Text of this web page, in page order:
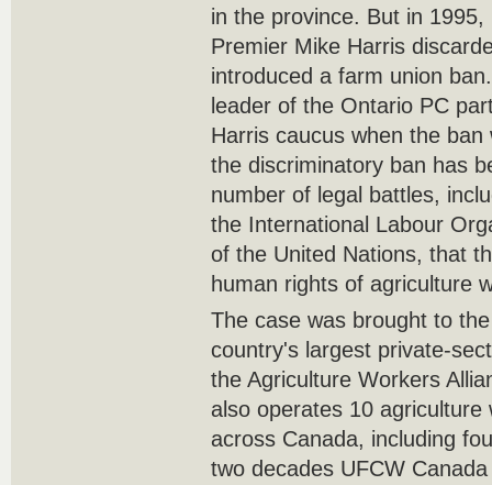
in the province. But in
Premier Mike Harris
introduced a farm union
leader of the Ontario PC
Harris caucus when the
the discriminatory ban has
number of legal battles,
the International Labour
of the United Nations, that
human rights of agriculture
The case was brought to
country's largest private-
the Agriculture Workers
also operates 10
across Canada, including
two decades UFCW